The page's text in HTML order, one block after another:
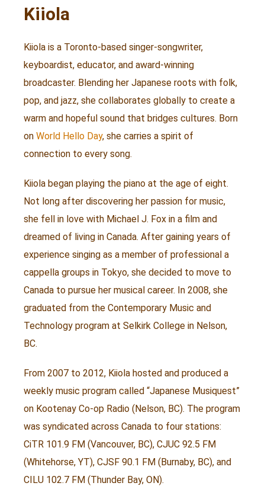
Kiiola
Kiiola is a Toronto-based singer-songwriter,
keyboardist, educator, and award-winning
broadcaster. Blending her Japanese roots with folk,
pop, and jazz, she collaborates globally to create a
warm and hopeful sound that bridges cultures. Born
on World Hello Day, she carries a spirit of
connection to every song.
Kiiola began playing the piano at the age of eight.
Not long after discovering her passion for music,
she fell in love with Michael J. Fox in a film and
dreamed of living in Canada. After gaining years of
experience singing as a member of professional a
cappella groups in Tokyo, she decided to move to
Canada to pursue her musical career. In 2008, she
graduated from the Contemporary Music and
Technology program at Selkirk College in Nelson,
BC.
From 2007 to 2012, Kiiola hosted and produced a
weekly music program called “Japanese Musiquest”
on Kootenay Co-op Radio (Nelson, BC). The program
was syndicated across Canada to four stations:
CiTR 101.9 FM (Vancouver, BC), CJUC 92.5 FM
(Whitehorse, YT), CJSF 90.1 FM (Burnaby, BC), and
CILU 102.7 FM (Thunder Bay, ON).